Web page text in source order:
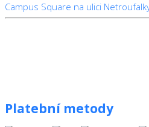
Campus Square na ulici
Platební metody